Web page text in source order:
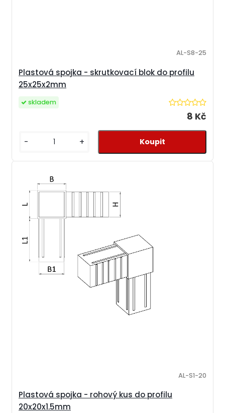
Plastová spojka - skrutkovací blok do profilu
25x25x2mm
AL-S8-25
8 Kč
skladem
- +
Plastová spojka - rohový kus do profilu
20x20x1.5mm
AL-S1-20